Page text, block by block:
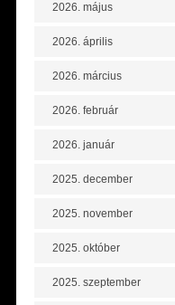
2026. május
2026. április
2026. március
2026. február
2026. január
2025. december
2025. november
2025. október
2025. szeptember